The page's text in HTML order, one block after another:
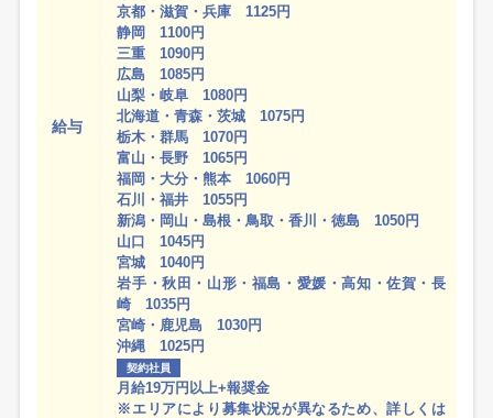
給与
京都・滋賀・兵庫 1125円
静岡 1100円
三重 1090円
広島 1085円
山梨・岐阜 1080円
北海道・青森・茨城 1075円
栃木・群馬 1070円
富山・長野 1065円
福岡・大分・熊本 1060円
石川・福井 1055円
新潟・岡山・島根・鳥取・香川・徳島 1050円
山口 1045円
宮城 1040円
岩手・秋田・山形・福島・愛媛・高知・佐賀・長
崎 1035円
宮崎・鹿児島 1030円
沖縄 1025円
契約社員
月給19万円以上+報奨金
※エリアにより募集状況が異なるため、詳しくは